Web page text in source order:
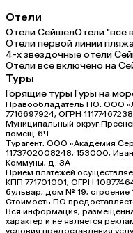
Отели
Отели СейшелОтели "все
Отели первой линии
4-х звездочные отели
Отели все включено на
Туры
Горящие турыТуры на
Правообладатель ПО: ООО
7716697924, ОГРН
Муниципальный округ
помещ.6Ч
Турагент: ООО «Академия
1173702008248, 153000,
Коммуны, д. ЗА
Прием платежей
КПП 771701001, ОГРН
бульвар, дом № 19, строение
Стоимость ПО
Вся информация,
характер и не является
условия предоставления